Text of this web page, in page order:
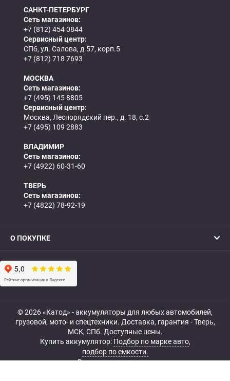
САНКТ-ПЕТЕРБУРГ
Сеть магазинов:
+7 (812) 454 0844
Сервисный центр:
СПб, ул. Салова, д.57, корп.5
+7 (812) 718 7693
МОСКВА
Сеть магазинов:
+7 (495) 145 8805
Сервисный центр:
Москва, Леснорядский пер., д. 18, с.2
+7 (495) 109 2883
ВЛАДИМИР
Сеть магазинов:
+7 (4922) 60-31-60
ТВЕРЬ
Сеть магазинов:
+7 (4822) 78-92-19
О ПОКУПКЕ
© 2026 «Катод» - аккумуляторы для любых автомобилей,
грузовой, мото- и спецтехники. Доставка, гарантия - Тверь,
МСК, СПб. Доступные цены.
Купить аккумулятор: Подбор по марке авто,
подбор по емкости.
Все права защищены.